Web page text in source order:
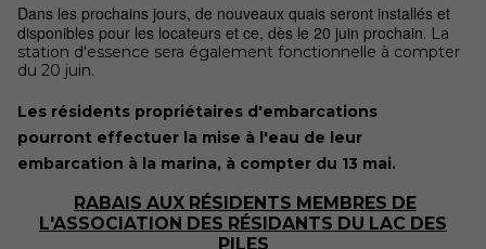
Dans les prochains jours, de nouveaux quais seront installés et
disponibles pour les locateurs et ce, dès le 20 juin prochain. La
station d'essence sera également fonctionnelle à compter
du 20 juin.
Les résidents propriétaires d'embarcations
pourront effectuer la mise à l'eau de leur
embarcation à la marina, à compter du 13 mai.
RABAIS AUX RÉSIDENTS MEMBRES DE
L'ASSOCIATION DES RÉSIDANTS DU LAC DES
PILES